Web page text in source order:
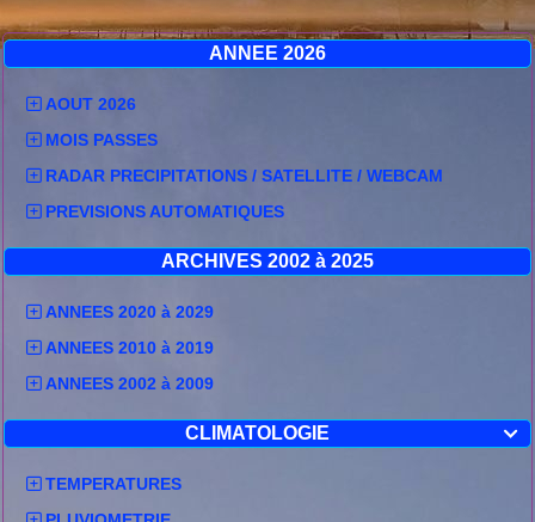
ANNEE 2026
AOUT 2026
MOIS PASSES
RADAR PRECIPITATIONS / SATELLITE / WEBCAM
PREVISIONS AUTOMATIQUES
ARCHIVES 2002 à 2025
ANNEES 2020 à 2029
ANNEES 2010 à 2019
ANNEES 2002 à 2009

CLIMATOLOGIE
TEMPERATURES